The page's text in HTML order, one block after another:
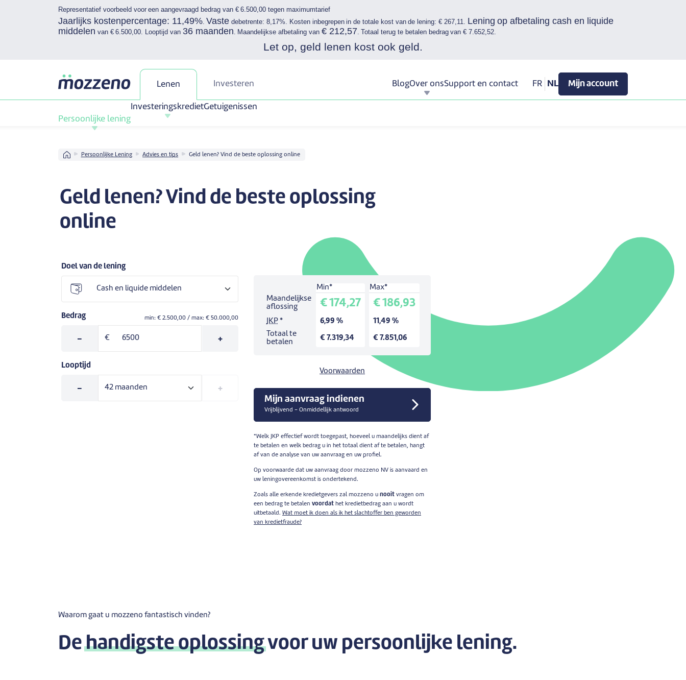
Representatief voorbeeld voor een aangevraagd bedrag van € 6.500,00 tegen maximumtarief
Jaarlijks kostenpercentage: 11,49%. Vaste debetrente: 8,17%. Kosten inbegrepen in de totale kost van de lening: € 267,11. Lening op afbetaling cash en liquide
middelen van € 6.500,00. Looptijd van 36 maanden . Maandelijkse afbetaling van € 212,57 . Totaal terug te betalen bedrag van € 7.652,52.
Let op, geld lenen kost ook geld.
Lenen
Persoonlijke lening
InvesteringskredietGetuigenissen
Investeren BlogOver onsSupport en contact FR NL Mijn account
Home Persoonlijke Lening Advies en tips Geld lenen? Vind de beste oplossing online
Geld lenen? Vind de beste oplossing
online
Doel van de lening
Bedrag min: € 2.500,00 / max: € 50.000,00
- € +
Looptijd
- +
Simulatie voor een lening van:
Looptijd:42 maanden.
Min*
Max*
Maandelijkse
aflossing
€ 174,27 € 186,93
JKP * 6,99 %
11,49 %
Totaal te
betalen
€ 7.319,34 € 7.851,06
Voorwaarden
Mijn aanvraag indienen
Vrijblijvend - Onmiddellijk antwoord
*Welk JKP effectief wordt toegepast, hoeveel u maandelijks dient af
te betalen en welk bedrag u in het totaal dient af te betalen, hangt
af van de analyse van uw aanvraag en uw profiel.
Op voorwaarde dat uw aanvraag door mozzeno NV is aanvaard en
uw leningovereenkomst is ondertekend.
Zoals alle erkende kredietgevers zal mozzeno u nooit vragen om
een bedrag te betalen voordat het kredietbedrag aan u wordt
uitbetaald. Wat moet ik doen als ik het slachtoffer ben geworden
van kredietfraude?
Waarom gaat u mozzeno fantastisch vinden?
Dehandigste oplossingvoor uw persoonlijke lening.